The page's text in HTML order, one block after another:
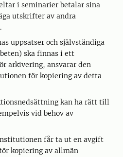
i seminarier betalar sina
utskrifter av andra
uppsatser och självständiga
ska finnas i ett
arkivering, ansvarar den
för kopiering av detta
kan ha rätt till
vid behov av
får ta ut en avgift
kopiering av allmän